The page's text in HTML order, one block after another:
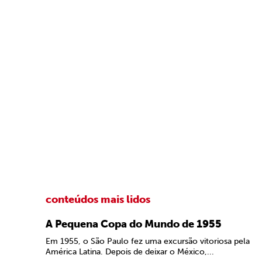
conteúdos mais lidos
A Pequena Copa do Mundo de 1955
Em 1955, o São Paulo fez uma excursão vitoriosa pela
América Latina. Depois de deixar o México,...